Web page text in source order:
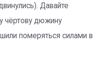
Давайте
чёртову дюжину
померяться силами в